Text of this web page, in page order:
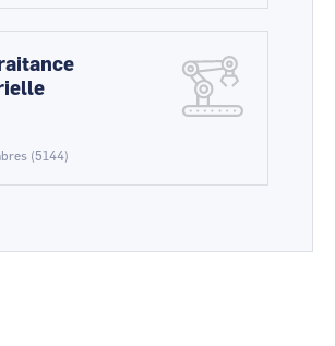
(5144)